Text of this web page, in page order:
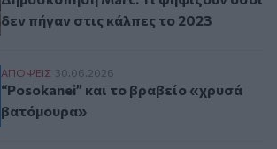
δεν πήγαν στις κάλπες το 2023
“Posokanei” και το βραβείο «χρυσά
ΑΠΟΨΕΙΣ 30.06.2026
“Posokanei” και το βραβείο «χρυσά
βατόμουρα»